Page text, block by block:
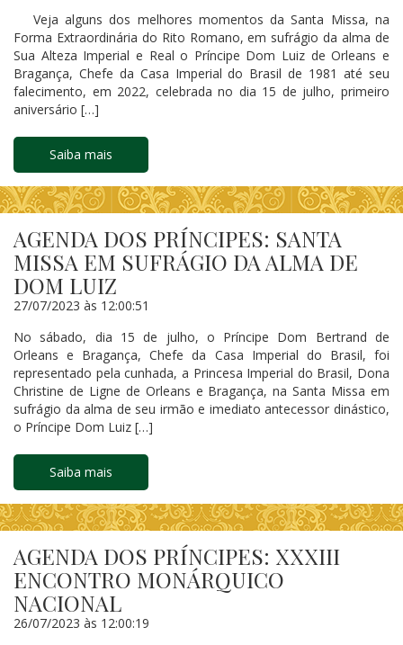
Veja alguns dos melhores momentos da Santa Missa, na
Forma Extraordinária do Rito Romano, em sufrágio da alma de
Sua Alteza Imperial e Real o Príncipe Dom Luiz de Orleans e
Bragança, Chefe da Casa Imperial do Brasil de 1981 até seu
falecimento, em 2022, celebrada no dia 15 de julho, primeiro
aniversário […]
Saiba mais
AGENDA DOS PRÍNCIPES: SANTA
MISSA EM SUFRÁGIO DA ALMA DE
DOM LUIZ
27/07/2023 às 12:00:51
No sábado, dia 15 de julho, o Príncipe Dom Bertrand de
Orleans e Bragança, Chefe da Casa Imperial do Brasil, foi
representado pela cunhada, a Princesa Imperial do Brasil, Dona
Christine de Ligne de Orleans e Bragança, na Santa Missa em
sufrágio da alma de seu irmão e imediato antecessor dinástico,
o Príncipe Dom Luiz […]
Saiba mais
AGENDA DOS PRÍNCIPES: XXXIII
ENCONTRO MONÁRQUICO
NACIONAL
26/07/2023 às 12:00:19